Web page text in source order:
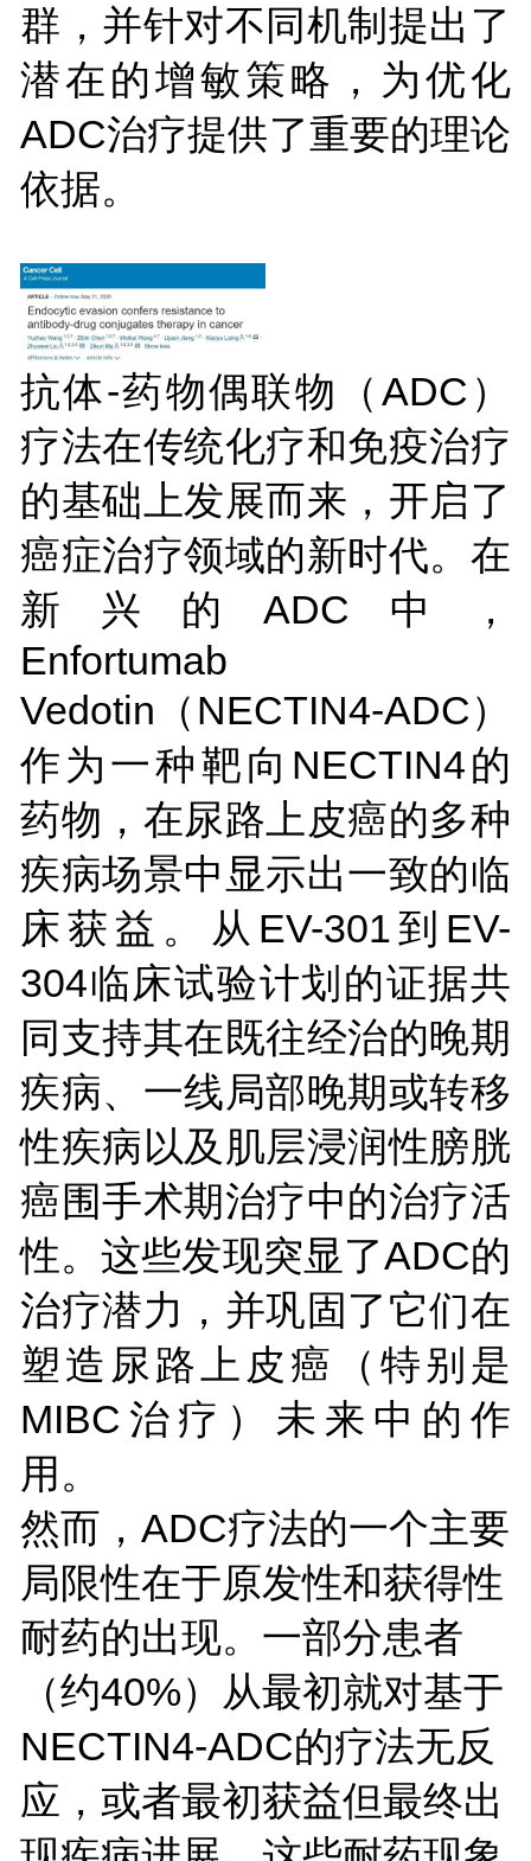
群，并针对不同机制提出了
潜在的增敏策略，为优化
ADC治疗提供了重要的理论
依据。
抗体-药物偶联物（ADC）
疗法在传统化疗和免疫治疗
的基础上发展而来，开启了
癌症治疗领域的新时代。在
新兴的ADC中，
Enfortumab
Vedotin（NECTIN4-ADC）
作为一种靶向NECTIN4的
药物，在尿路上皮癌的多种
疾病场景中显示出一致的临
床获益。从EV-301到EV-
304临床试验计划的证据共
同支持其在既往经治的晚期
疾病、一线局部晚期或转移
性疾病以及肌层浸润性膀胱
癌围手术期治疗中的治疗活
性。这些发现突显了ADC的
治疗潜力，并巩固了它们在
塑造尿路上皮癌（特别是
MIBC治疗）未来中的作
用。
然而，ADC疗法的一个主要
局限性在于原发性和获得性
耐药的出现。一部分患者
（约40%）从最初就对基于
NECTIN4-ADC的疗法无反
应，或者最初获益但最终出